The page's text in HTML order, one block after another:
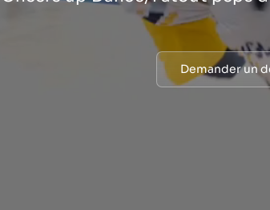
Demander un